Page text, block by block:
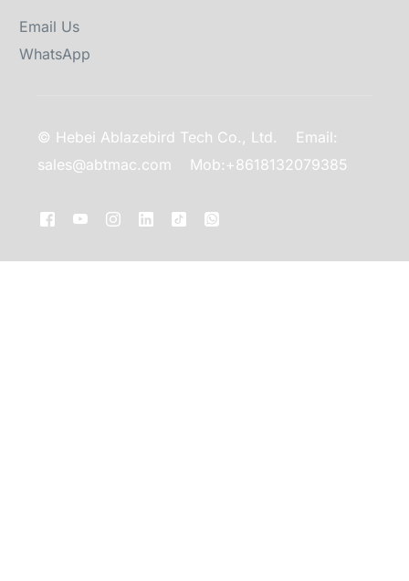
Email Us
WhatsApp
© Hebei Ablazebird Tech Co., Ltd.
Email:
sales@abtmac.com
Mob:+8618132079385